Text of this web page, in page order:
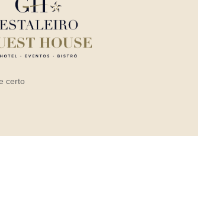
certo